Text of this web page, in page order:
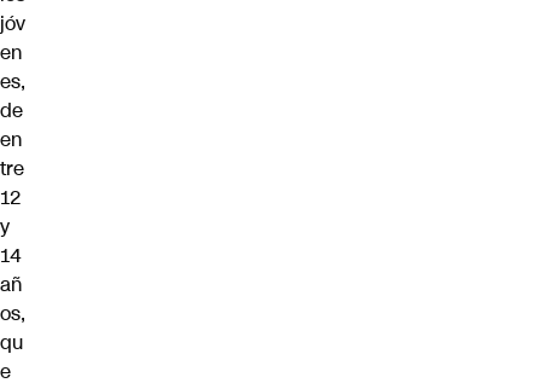
jóv
en
es,
de
en
tre
12
y
14
añ
os,
qu
e